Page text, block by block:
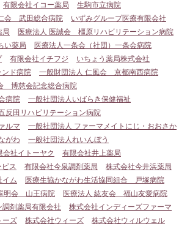
有限会社イコー薬局
生駒市立病院
会 武田総合病院
いずみグループ医療有限会社
局
医療法人 医誠会 橿原リハビリテーション病院
い薬局
医療法人一条会（社団）一条会病院
有限会社イチフジ
いちょう薬局株式会社
ンド病院
一般財団法人 仁風会 京都南西病院
博慈会記念総合病院
病院
一般社団法人いばらき保健福祉
田リハビリテーション病院
ルマ
一般社団法人 ファーマメイトにじ・おおさか
がわ
一般社団法人れいんぼう
会社イトーヤク
有限会社井上薬局
ス 有限会社今泉調剤薬局
株式会社今井浜薬局
イム
医療生協かながわ生活協同組合 戸塚病院
明会 山王病院
医療法人 紘友会 福山友愛病院
剤薬局有限会社
株式会社インディーズファーマ
ーズ 株式会社ウィーズ
株式会社ウィルウェル